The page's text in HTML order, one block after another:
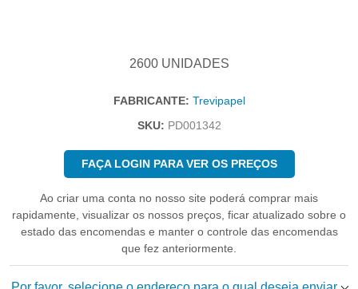
2600 UNIDADES
FABRICANTE: Trevipapel
SKU: PD001342
FAÇA LOGIN PARA VER OS PREÇOS
Ao criar uma conta no nosso site poderá comprar mais
rapidamente, visualizar os nossos preços, ficar atualizado sobre o
estado das encomendas e manter o controle das encomendas
que fez anteriormente.